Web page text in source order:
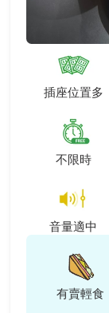
插座位置多
不限時
音量適中
有賣輕食